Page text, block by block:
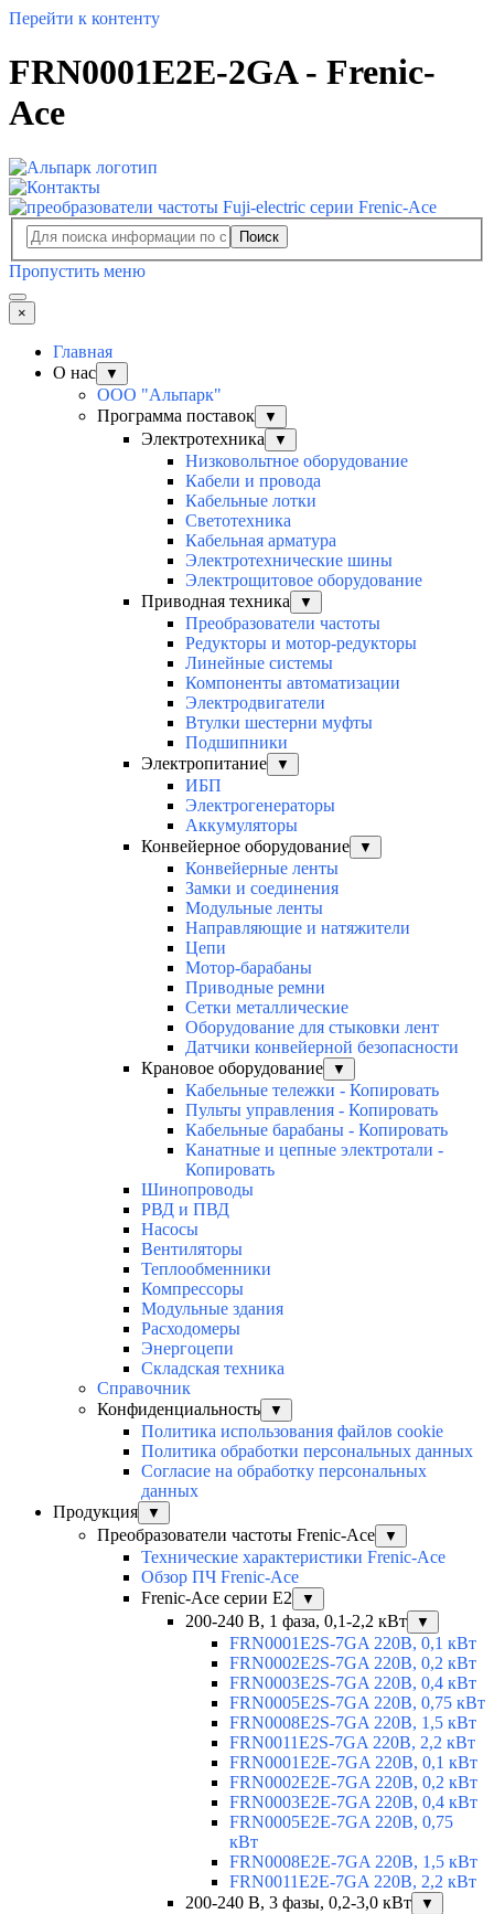
Перейти к контенту
FRN0001E2E-2GA - Frenic-
Ace
Поиск
Пропустить меню
×
Главная
О нас
▼
ООО "Альпарк"
Программа поставок
▼
Электротехника ▼
Низковольтное оборудование
Кабели и провода
Кабельные лотки
Светотехника
Кабельная арматура
Электротехнические шины
Электрощитовое оборудование
Приводная техника
▼
Преобразователи частоты
Редукторы и мотор-редукторы
Линейные системы
Компоненты автоматизации
Электродвигатели
Втулки шестерни муфты
Подшипники
Электропитание
▼
ИБП
Электрогенераторы
Аккумуляторы
Конвейерное оборудование
▼
Конвейерные ленты
Замки и соединения
Модульные ленты
Направляющие и натяжители
Цепи
Мотор-барабаны
Приводные ремни
Сетки металлические
Оборудование для стыковки лент
Датчики конвейерной безопасности
Крановое оборудование
▼
Кабельные тележки - Копировать
Пульты управления - Копировать
Кабельные барабаны - Копировать
Канатные и цепные электротали -
Копировать
Шинопроводы
РВД и ПВД
Насосы
Вентиляторы
Теплообменники
Компрессоры
Модульные здания
Расходомеры
Энергоцепи
Складская техника
Справочник
Конфиденциальность
▼
Политика использования файлов cookie
Политика обработки персональных данных
Согласие на обработку персональных
данных
Продукция
▼
Преобразователи частоты Frenic-Ace ▼
Технические характеристики Frenic-Ace
Обзор ПЧ Frenic-Ace
Frenic-Ace серии E2
▼
200-240 В, 1 фаза, 0,1-2,2 кВт ▼
FRN0001E2S-7GA 220В, 0,1 кВт
FRN0002E2S-7GA 220В, 0,2 кВт
FRN0003E2S-7GA 220В, 0,4 кВт
FRN0005E2S-7GA 220В, 0,75 кВт
FRN0008E2S-7GA 220В, 1,5 кВт
FRN0011E2S-7GA 220В, 2,2 кВт
FRN0001E2E-7GA 220В, 0,1 кВт
FRN0002E2E-7GA 220В, 0,2 кВт
FRN0003E2E-7GA 220В, 0,4 кВт
FRN0005E2E-7GA 220В, 0,75
кВт
FRN0008E2E-7GA 220В, 1,5 кВт
FRN0011E2E-7GA 220В, 2,2 кВт
200-240 В, 3 фазы, 0,2-3,0 кВт
▼